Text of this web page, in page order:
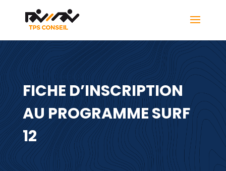
FICHE D’INSCRIPTION
AU PROGRAMME SURF
12